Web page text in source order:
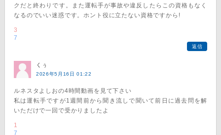
クだと終わりです。また運転手が事故や違反したらこの資格もなく
なるのでいい迷惑です。ホント役に立たない資格ですから!
3
7
返信
くぅ
2026年5月16日 01:22
ルネスタよしおの4時間動画を見て下さい
私は運転手ですが1週間前から聞き流しで聞いて前日に過去問を解
いただけで一回で受かりましたよ
1
7